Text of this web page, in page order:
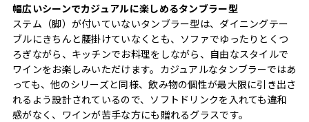
幅広いシーンでカジュアルに楽しめるタンブラー型
ステム（脚）が付いていないタンブラー型は、ダイニングテー
ブルにきちんと腰掛けていなくとも、ソファでゆったりとくつ
ろぎながら、キッチンでお料理をしながら、自由なスタイルで
ワインをお楽しみいただけます。カジュアルなタンブラーではあ
っても、他のシリーズと同様、飲み物の個性が最大限に引き出さ
れるよう設計されているので、ソフトドリンクを入れても違和
感がなく、ワインが苦手な方にも贈れるグラスです。